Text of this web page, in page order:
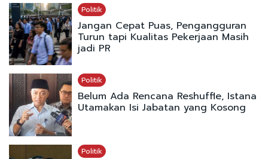
Politik
Jangan Cepat Puas, Pengangguran
Turun tapi Kualitas Pekerjaan Masih
jadi PR
Politik
Belum Ada Rencana Reshuffle, Istana
Utamakan Isi Jabatan yang Kosong
Politik